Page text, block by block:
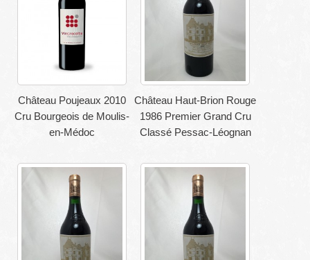
Château Poujeaux 2010
Cru Bourgeois de Moulis-
en-Médoc
Château Haut-Brion Rouge
1986 Premier Grand Cru
Classé Pessac-Léognan